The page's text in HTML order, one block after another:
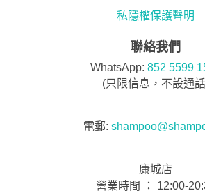
私隱權保護聲明
聯絡我們
WhatsApp: 852 5599
(只限信息，不設通
電郵:
康城店
營業時間 ： 12:00-